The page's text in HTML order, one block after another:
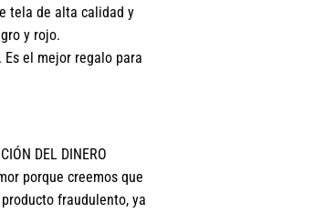
tela de alta calidad y
y rojo.
el mejor regalo para
DEL DINERO
porque creemos que
fraudulento, ya